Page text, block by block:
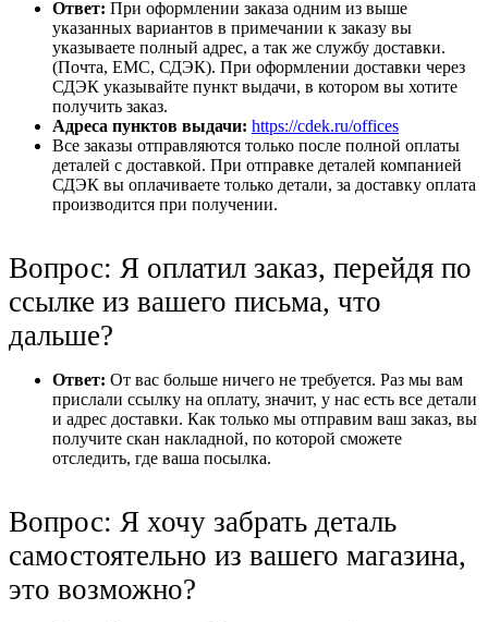
Ответ: При оформлении заказа одним из выше
указанных вариантов в примечании к заказу вы
указываете полный адрес, а так же службу доставки.
(Почта, ЕМС, СДЭК). При оформлении доставки через
СДЭК указывайте пункт выдачи, в котором вы хотите
получить заказ.
Адреса пунктов выдачи: https://cdek.ru/offices
Все заказы отправляются только после полной оплаты
деталей с доставкой. При отправке деталей компанией
СДЭК вы оплачиваете только детали, за доставку оплата
производится при получении.
Вопрос: Я оплатил заказ, перейдя по
ссылке из вашего письма, что
дальше?
Ответ: От вас больше ничего не требуется. Раз мы вам
прислали ссылку на оплату, значит, у нас есть все детали
и адрес доставки. Как только мы отправим ваш заказ, вы
получите скан накладной, по которой сможете
отследить, где ваша посылка.
Вопрос: Я хочу забрать деталь
самостоятельно из вашего магазина,
это возможно?